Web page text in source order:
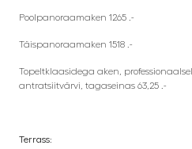
Poolpanoraamaken 1265 .-
Täispanoraamaken 1518 .-
Topeltklaasidega aken,
antratsiitvärvi, tagaseinas 63,25 .-
Terrass: